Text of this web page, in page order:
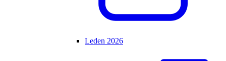
Leden 2026